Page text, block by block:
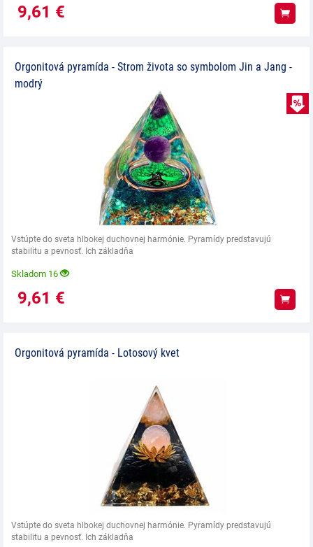
9,61 € Kúpiť
Orgonitová pyramída - Strom života so symbolom Jin a Jang -
modrý
Vstúpte do sveta hlbokej duchovnej harmónie. Pyramídy predstavujú
stabilitu a pevnosť. Ich základňa
Skladom 16
9,61 € Kúpiť
Orgonitová pyramída - Lotosový kvet
Vstúpte do sveta hlbokej duchovnej harmónie. Pyramídy predstavujú
stabilitu a pevnosť. Ich základňa